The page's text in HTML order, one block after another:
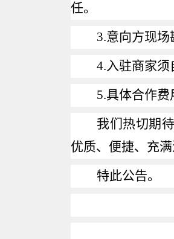
任。
3.意向方现场
4.入驻商家须
5.具体合作费
我们热切期
优质、便捷、充
特此公告。